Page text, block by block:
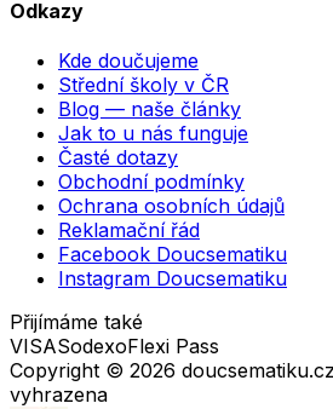
Odkazy
Kde doučujeme
Střední školy v ČR
Blog — naše články
Jak to u nás funguje
Časté dotazy
Obchodní podmínky
Ochrana osobních údajů
Reklamační řád
Facebook Doucsematiku
Instagram Doucsematiku
Přijímáme také
VISASodexoFlexi Pass
Copyright © 2026
vyhrazena